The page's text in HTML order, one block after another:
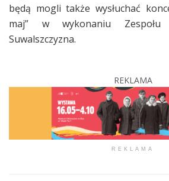
będą mogli także wysłuchać
maj” w wykonaniu
Suwalszczyzna.
REKLAMA
REKLAMA